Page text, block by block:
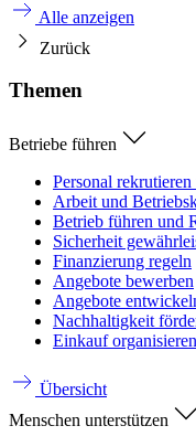
Alle anzeigen
Zurück
Themen
Betriebe führen
Personal
Arbeit und
Betrieb führen und
Sicherheit
Finanzierung regeln
Angebote bewerben
Angebote
Nachhaltigkeit
Einkauf organisieren
Übersicht
Menschen unterstützen